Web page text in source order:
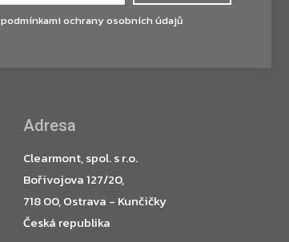
podmínkami ochrany osobních údajů
Adresa
Clearmont, spol. s r.o.
Bořivojova 127/20,
718 00, Ostrava - Kunčičky
Česká republika